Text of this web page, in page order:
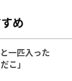
め
一匹入った
こ」